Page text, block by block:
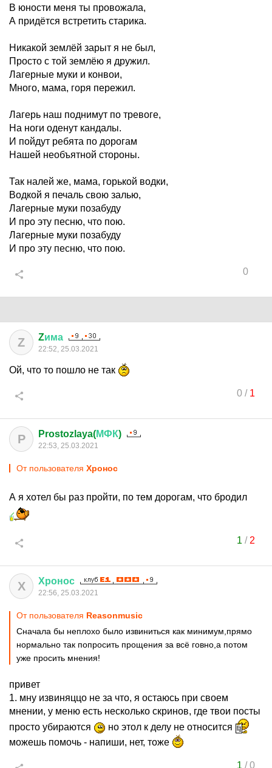
В юности меня ты провожала,
А придётся встретить старика.
Никакой землёй зарыт я не был,
Просто с той землёю я дружил.
Лагерные муки и конвои,
Много, мама, горя пережил.
Лагерь наш поднимут по тревоге,
На ноги оденут кандалы.
И пойдут ребята по дорогам
Нашей необъятной стороны.
Так налей же, мама, горькой водки,
Водкой я печаль свою залью,
Лагерные муки позабуду
И про эту песню, что пою.
Лагерные муки позабуду
И про эту песню, что пою.
0
Z Zима
22:52, 25.03.2021
Ой, что то пошло не так
0/ 1
P Prostozlaya(МФК)
22:53, 25.03.2021
От пользователя Хронос
А я хотел бы раз пройти, по тем дорогам, что бродил
1 / 2
Х Хронос
22:56, 25.03.2021
От пользователя Reasonmusic
Сначала бы неплохо было извиниться как минимум,прямо
нормально так попросить прощения за всё говно,а потом
уже просить мнения!
привет
1. мну извиняццо не за что, я остаюсь при своем
мнении, у меню есть несколько скринов, где твои посты
просто убираются
но этол к делу не относится
можешь помочь - напиши, нет, тоже
1 /0